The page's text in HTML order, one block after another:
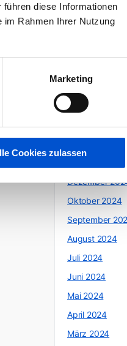
diese Informationen
im Rahmen Ihrer Nutzung
Marketing
Cookies zulassen
November 2025
Oktober 2025
Mai 2025
April 2025
März 2025
Dezember
Oktober 2024
September
August 2024
Juli 2024
Juni 2024
Mai 2024
April 2024
März 2024